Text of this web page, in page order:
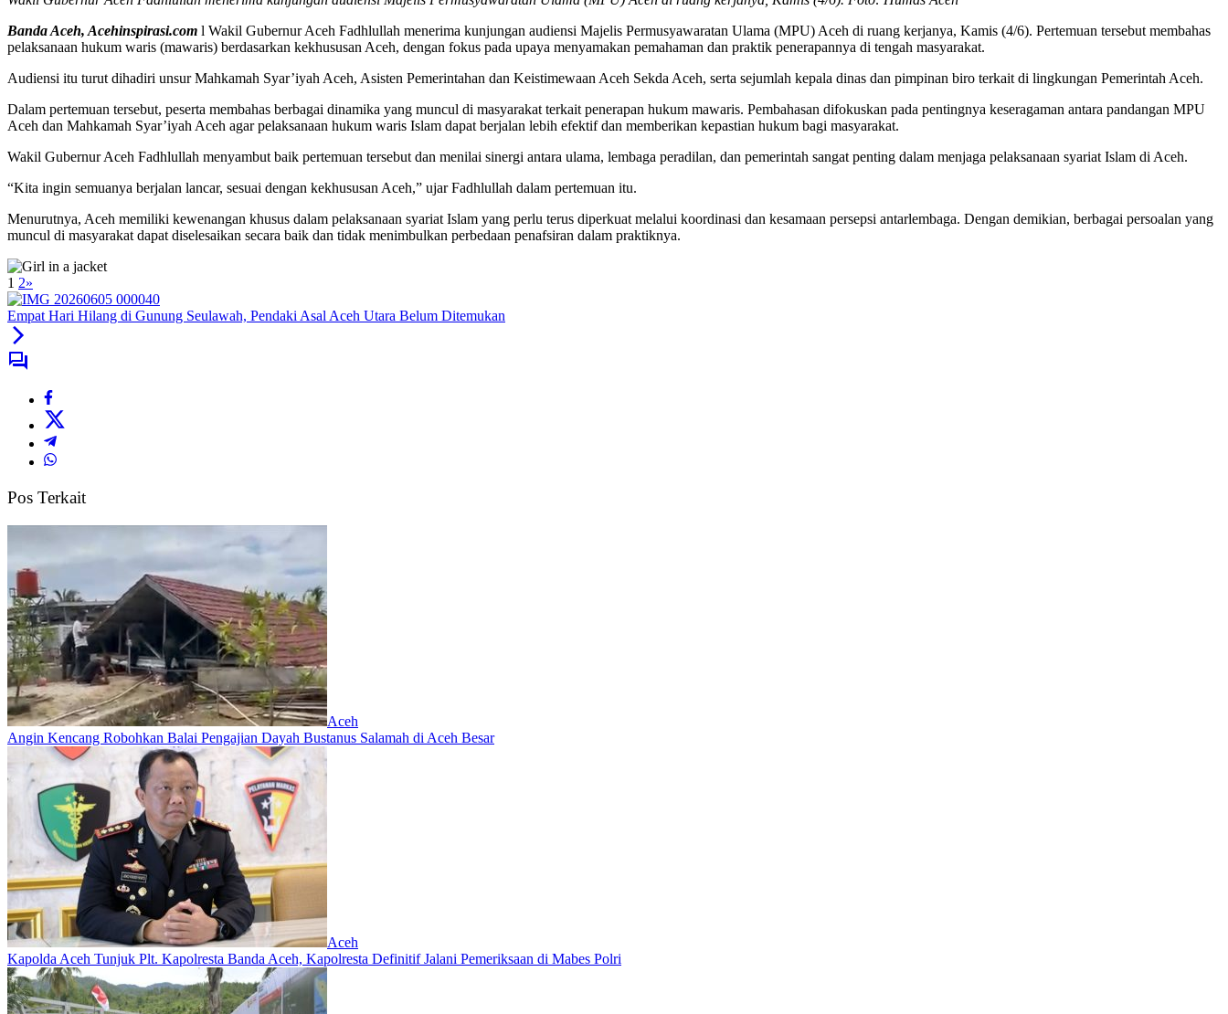
Banda Aceh, Acehinspirasi.com l Wakil Gubernur Aceh Fadhlullah menerima kunjungan audiensi Majelis Permusyawaratan Ulama (MPU) Aceh di ruang kerjanya, Kamis (4/6). Pertemuan tersebut membahas
pelaksanaan hukum waris (mawaris) berdasarkan kekhususan Aceh, dengan fokus pada upaya menyamakan pemahaman dan praktik penerapannya di tengah masyarakat.
Audiensi itu turut dihadiri unsur Mahkamah Syar’iyah Aceh, Asisten Pemerintahan dan Keistimewaan Aceh Sekda Aceh, serta sejumlah kepala dinas dan pimpinan biro terkait di lingkungan Pemerintah Aceh.
Dalam pertemuan tersebut, peserta membahas berbagai dinamika yang muncul di masyarakat terkait penerapan hukum mawaris. Pembahasan difokuskan pada pentingnya keseragaman antara pandangan MPU
Aceh dan Mahkamah Syar’iyah Aceh agar pelaksanaan hukum waris Islam dapat berjalan lebih efektif dan memberikan kepastian hukum bagi masyarakat.
Wakil Gubernur Aceh Fadhlullah menyambut baik pertemuan tersebut dan menilai sinergi antara ulama, lembaga peradilan, dan pemerintah sangat penting dalam menjaga pelaksanaan syariat Islam di Aceh.
“Kita ingin semuanya berjalan lancar, sesuai dengan kekhususan Aceh,” ujar Fadhlullah dalam pertemuan itu.
Menurutnya, Aceh memiliki kewenangan khusus dalam pelaksanaan syariat Islam yang perlu terus diperkuat melalui koordinasi dan kesamaan persepsi antarlembaga. Dengan demikian, berbagai persoalan yang
muncul di masyarakat dapat diselesaikan secara baik dan tidak menimbulkan perbedaan penafsiran dalam praktiknya.
1 2»
Empat Hari Hilang di Gunung Seulawah, Pendaki Asal Aceh Utara Belum Ditemukan
Pos Terkait
Aceh
Angin Kencang Robohkan Balai Pengajian Dayah Bustanus Salamah di Aceh Besar
Aceh
Kapolda Aceh Tunjuk Plt. Kapolresta Banda Aceh, Kapolresta Definitif Jalani Pemeriksaan di Mabes Polri